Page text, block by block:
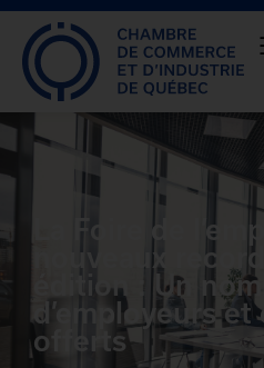
La Foire de
nouveaux
édition : Un
d’employeurs et
offerts